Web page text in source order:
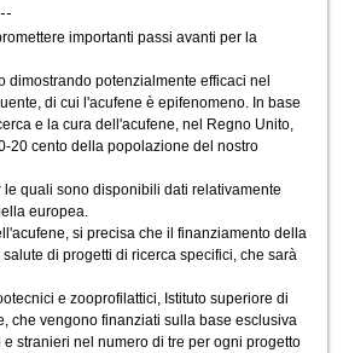
importanti passi avanti per la
dimostrando potenzialmente efficaci nel
di cui l'acufene è epifenomeno. In base
e la cura dell'acufene, nel Regno Unito,
20 cento della popolazione del nostro
quali sono disponibili dati relativamente
europea.
si precisa che il finanziamento della
di progetti di ricerca specifici, che sarà
e zooprofilattici, Istituto superiore di
che vengono finanziati sulla base esclusiva
e stranieri nel numero di tre per ogni progetto